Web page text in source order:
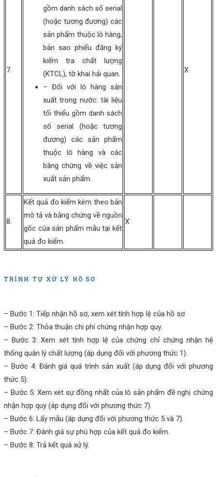
7.
gồm danh sách số serial
(hoặc tương đương) các
sản phẩm thuộc lô hàng,
bản sao phiếu đăng ký
kiểm tra chất lượng
(KTCL), tờ khai hải quan.
– Đối với lô hàng sản
xuất trong nước: tài liệu
tối thiểu gồm danh sách
số serial (hoặc tương
đương) các sản phẩm
thuộc lô hàng và các
bằng chứng về việc sản
xuất sản phẩm.
X
8.
Kết quả đo kiểm kèm theo bản
mô tả và bằng chứng về nguồn
gốc của sản phẩm mẫu tại kết
quả đo kiểm.
X
TRÌNH TỰ XỬ LÝ HỒ SƠ
– Bước 1: Tiếp nhận hồ sơ, xem xét tính hợp lệ của hồ sơ.
– Bước 2: Thỏa thuận chi phí chứng nhận hợp quy.
– Bước 3: Xem xét tính hợp lệ của chứng chỉ chứng nhận hệ
thống quản lý chất lượng (áp dụng đối với phương thức 1).
– Bước 4: Đánh giá quá trình sản xuất (áp dụng đối với phương
thức 5).
– Bước 5: Xem xét sự đồng nhất của lô sản phẩm đề nghị chứng
nhận hợp quy (áp dụng đối với phương thức 7).
– Bước 6: Lấy mẫu (áp dụng đối với phương thức 5 và 7).
– Bước 7: Đánh giá sự phù hợp của kết quả đo kiểm.
– Bước 8: Trả kết quả xử lý.